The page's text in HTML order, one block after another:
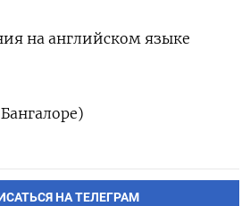
на английском языке
НА ТЕЛЕГРАМ